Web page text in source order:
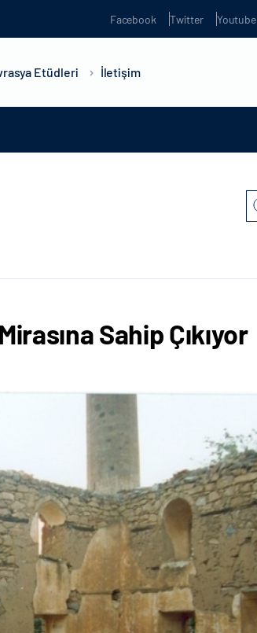
Facebook Twitter Youtube
Etüdleri İletişim
Sahip Çıkıyor